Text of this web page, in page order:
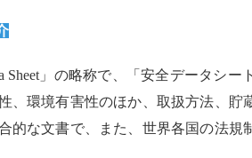
Sheet 」の略称で、「安全データシ
、環境有害性のほか、取扱方法、
的な文書で、また、世界各国の法